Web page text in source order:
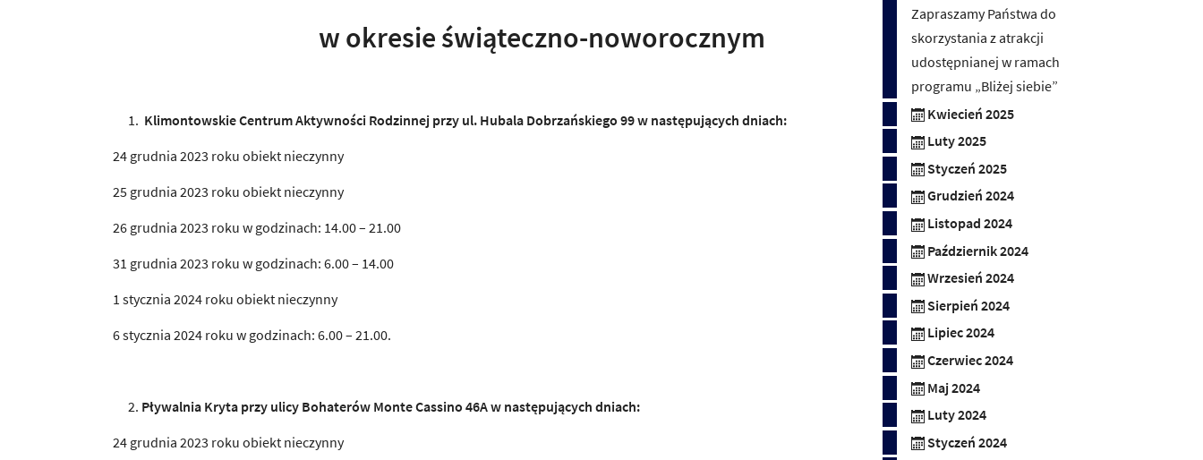
w okresie świąteczno-noworocznym
Klimontowskie Centrum Aktywności Rodzinnej przy ul. Hubala Dobrzańskiego 99 w następujących dniach:
24 grudnia 2023 roku obiekt nieczynny
25 grudnia 2023 roku obiekt nieczynny
26 grudnia 2023 roku w godzinach: 14.00 – 21.00
31 grudnia 2023 roku w godzinach: 6.00 – 14.00
1 stycznia 2024 roku obiekt nieczynny
6 stycznia 2024 roku w godzinach: 6.00 – 21.00.
Pływalnia Kryta przy ulicy Bohaterów Monte Cassino 46A w następujących dniach:
24 grudnia 2023 roku obiekt nieczynny
Zapraszamy Państwa do
skorzystania z atrakcji
udostępnianej w ramach
programu „Bliżej siebie”
Kwiecień 2025
Luty 2025
Styczeń 2025
Grudzień 2024
Listopad 2024
Październik 2024
Wrzesień 2024
Sierpień 2024
Lipiec 2024
Czerwiec 2024
Maj 2024
Luty 2024
Styczeń 2024